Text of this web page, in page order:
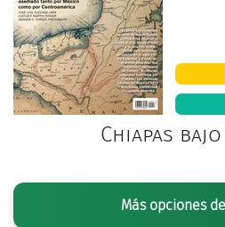
Chiapas
Más opciones